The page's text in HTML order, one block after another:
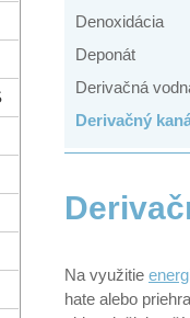
Denoxidácia
Deponát
Derivačná
Derivačný
Na využitie
hate alebo